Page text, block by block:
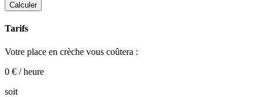
Calculer
Tarifs
Votre place en crèche vous coûtera :
0 € / heure
soit